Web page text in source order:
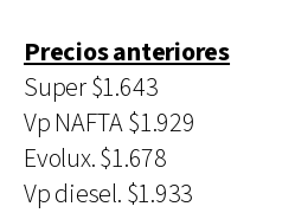
Precios anteriores
Super $1.643
Vp NAFTA $1.929
Evolux. $1.678
Vp diesel. $1.933